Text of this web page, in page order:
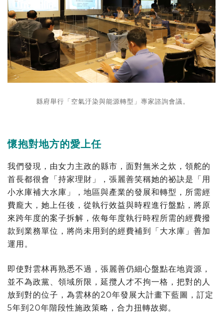
縣府舉行「空氣汙染與能源轉型」專家諮詢會議。
懷抱對地方的愛上任
我們發現，由女力主政的縣市，面對無米之炊，領舵的
首長都很會「持家理財」，張麗善笑稱她的祕訣是「用
小水庫補大水庫」，地區與產業的發展和轉型，所需經
費龐大，她上任後，從執行效益與時程進行盤點，將原
來跨年度的案子拆解，依每年度執行時程所需的經費撥
款到業務單位，將尚未用到的經費補到「大水庫」善加
運用。
即使對雲林再熟悉不過，張麗善仍細心盤點在地資源，
並不為政黨、領域所限，延攬人才不拘一格，把對的人
放到對的位子，為雲林的20年發展大計畫下藍圖，訂定
5年到20年階段性施政策略，合力扭轉故鄉。